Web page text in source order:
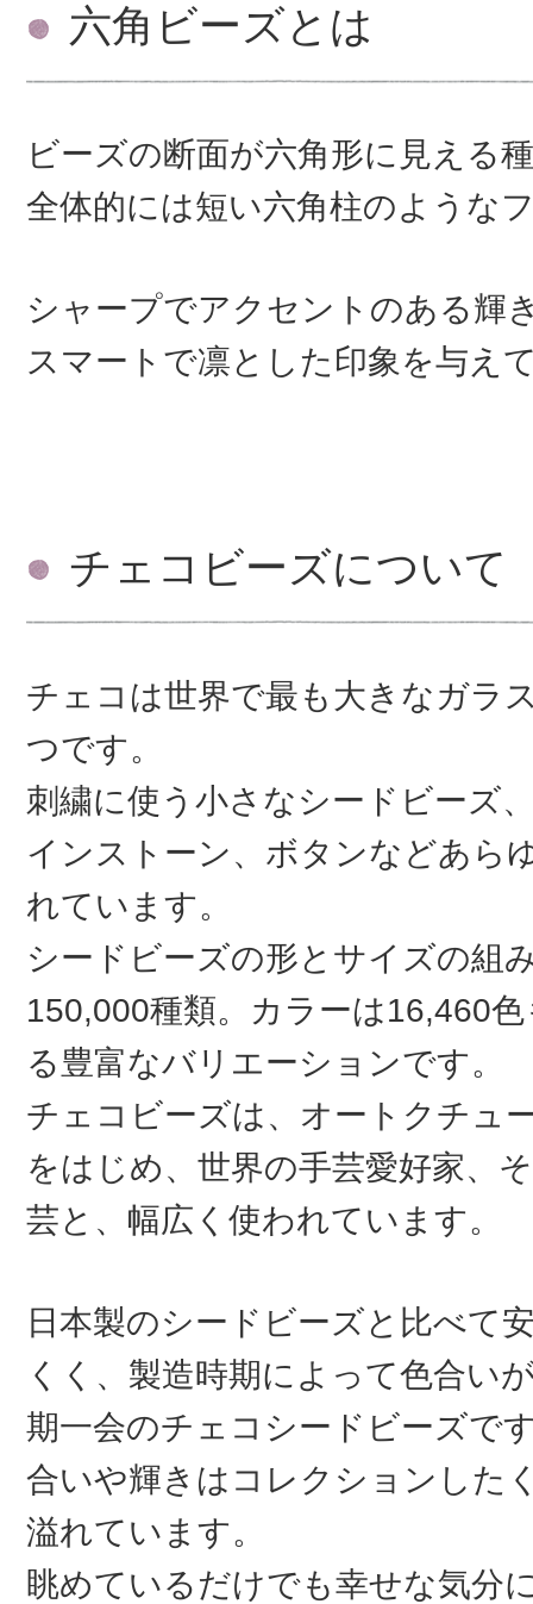
六角ビーズとは
ビーズの断面が六角形に見える
全体的には短い六角柱のような
シャープでアクセントのある輝
スマートで凛とした印象を与え
チェコビーズについて
チェコは世界で最も大きなガラ
つです。
刺繍に使う小さなシードビーズ
インストーン、ボタンなどあら
れています。
シードビーズの形とサイズの組
150,000種類。カラーは16,460
る豊富なバリエーションです。
チェコビーズは、オートクチュ
をはじめ、世界の手芸愛好家、
芸と、幅広く使われています。
日本製のシードビーズと比べて
くく、製造時期によって色合い
期一会のチェコシードビーズで
合いや輝きはコレクションした
溢れています。
眺めているだけでも幸せな気分